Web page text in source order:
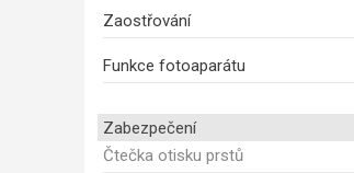
Zaostřování
Funkce fotoaparátu
Zabezpečení
Čtečka otisku prstů